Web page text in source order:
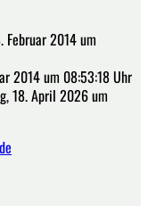
Februar 2014 um
2014 um 08:53:18 Uhr
18. April 2026 um